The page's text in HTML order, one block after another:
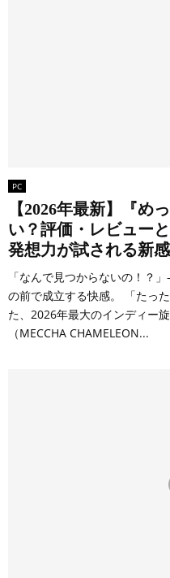
PC
【2026年最新】『め
い？評価・レビュー
発想力が試される新
「なんで見つからないの！？
の前で成立する快感。 「たっ
た、2026年最大のインディー
（MECCHA CHAMELEON...